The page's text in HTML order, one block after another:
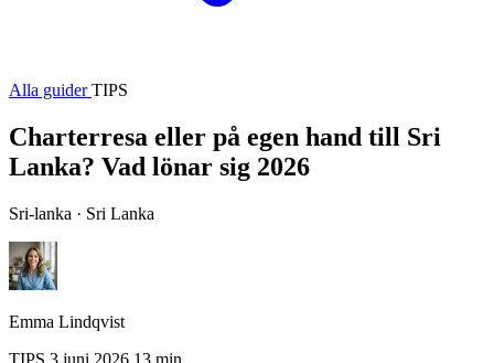
Alla guiderTIPS
Charterresa eller på egen hand till Sri
Lanka? Vad lönar sig 2026
Sri-lanka · Sri Lanka
Emma Lindqvist
TIPS 3 juni 2026 13 min